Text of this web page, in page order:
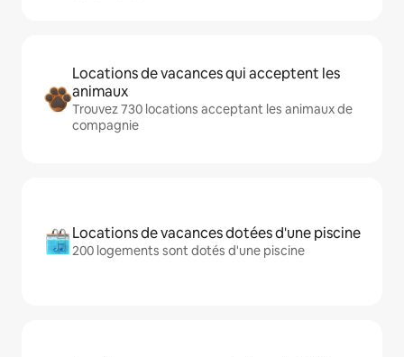
Locations de vacances qui acceptent les
animaux
Trouvez 730 locations acceptant les animaux de
compagnie
Locations de vacances dotées d'une piscine
200 logements sont dotés d'une piscine